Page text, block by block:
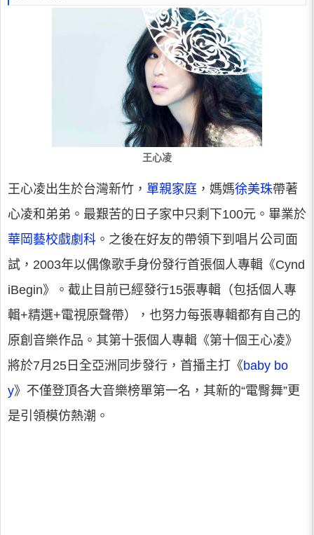
王心凌
王心凌出生於台灣新竹， 單親家庭 ，媽媽徐美珠帶著
心凌和弟弟。最艱苦的日子家中只剩下100元。畢業於
華岡藝校戲劇科 。之後在好友的帶領下到唱片公司面
試，2003年以偶像歌手身份發行首張個人專輯《Cynd
iBegin》。截止目前已經發行15張專輯（包括個人專
輯+精選+電視原聲帶），也努力每張專輯都有自己的
原創音樂作品。其第十張個人專輯《第十個王心凌》
將於7月25日全亞洲同步發行，首播主打《baby bo
y》不僅登頂各大音樂榜單第一名，其新的“電臀舞”更
是引領模仿熱潮。